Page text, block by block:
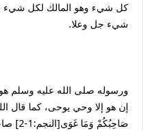
كل شيء وهو المالك لكل شيء
شيء جل وعلا.
ورسوله صلى الله عليه وسلم